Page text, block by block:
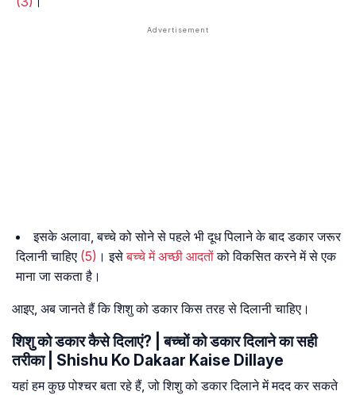
इसके अलावा, बच्चे को सोने से पहले भी दूध पिलाने के बाद डकार जरूर
दिलानी चाहिए (5) । इसेबच्चे में अच्छी आदतोंको विकसित करने में से एक
माना जा सकता है।
आइए, अब जानते हैं कि शिशु को डकार किस तरह से दिलानी चाहिए।
शिशु को डकार कैसे दिलाएं? | बच्चों को डकार दिलाने का सही
तरीका | Shishu Ko Dakaar Kaise Dillaye
यहां हम कुछ पोश्चर बता रहे हैं, जो शिशु को डकार दिलाने में मदद कर सकते